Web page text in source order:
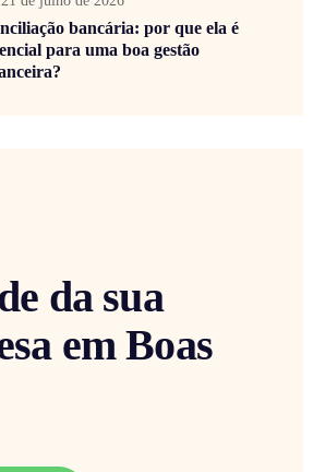
bancária: por que ela é
para uma boa gestão
da sua
em Boas